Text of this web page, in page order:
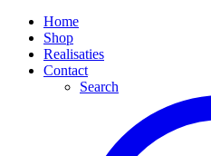
Home
Shop
Realisaties
Contact
Search